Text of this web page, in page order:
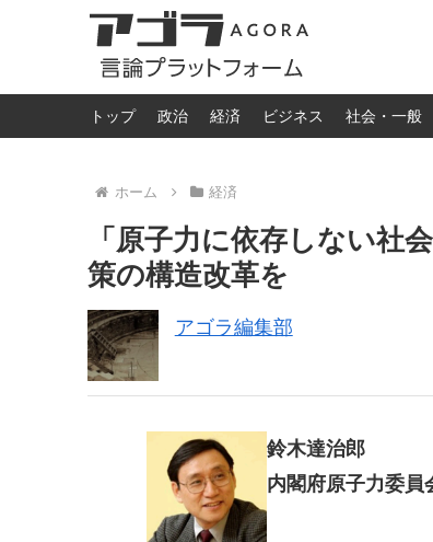
トップ 政治 経済 ビジネス 社会・一般
ホーム 経済
「原子力に依存しない社
策の構造改革を
アゴラ編集部
鈴木達治郎
内閣府原子力委員